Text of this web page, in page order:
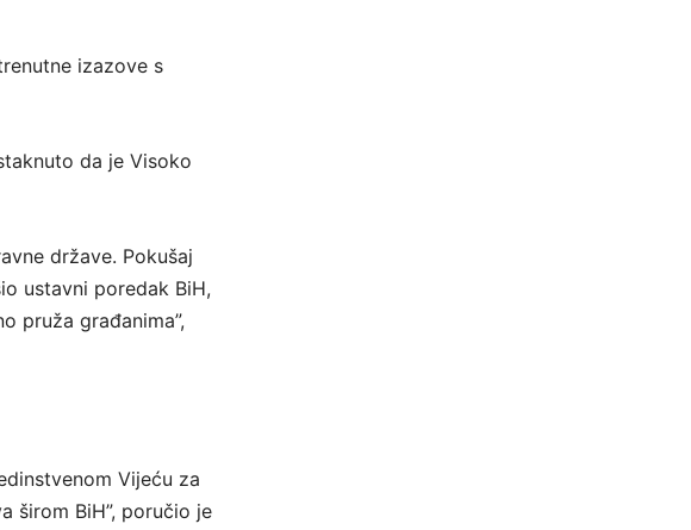
izazove s
da je Visoko
države. Pokušaj
ustavni poredak BiH,
pruža građanima”,
Vijeću za
širom BiH”, poručio je